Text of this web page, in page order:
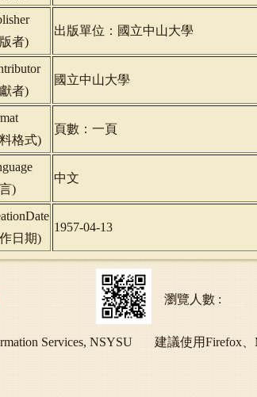
者)
出版單位：國立中山大學
者)
國立中山大學
格式)
頁數：一頁
)
中文
日期)
1957-04-13
瀏覽人數 :
Services, NSYSU 建議使用Firefox